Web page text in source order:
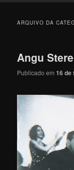
ARQUIVO DA
Angu
Publicado em16 de